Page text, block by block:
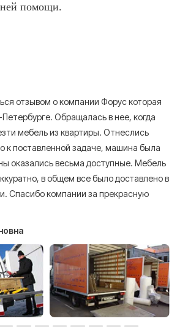
помощи.
отзывом о компании Форус которая
Обращалась в нее, когда
мебель из квартиры. Отнеслись
к поставленной задаче, машина была
оказались весьма доступные. Мебель
в общем все было доставлено в
Спасибо компании за прекрасную